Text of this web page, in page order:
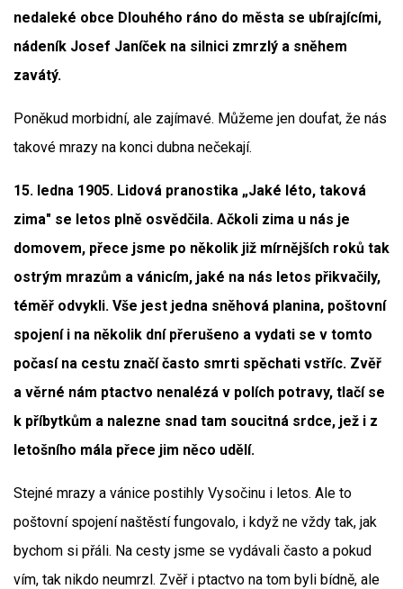
nedaleké obce Dlouhého ráno do města se ubírajícími,
nádeník Josef Janíček na silnici zmrzlý a sněhem
zavátý.
Poněkud morbidní, ale zajímavé. Můžeme jen doufat, že nás
takové mrazy na konci dubna nečekají.
15. ledna 1905. Lidová pranostika „Jaké léto, taková
zima" se letos plně osvědčila. Ačkoli zima u nás je
domovem, přece jsme po několik již mírnějších roků tak
ostrým mrazům a vánicím, jaké na nás letos přikvačily,
téměř odvykli. Vše jest jedna sněhová planina, poštovní
spojení i na několik dní přerušeno a vydati se v tomto
počasí na cestu značí často smrti spěchati vstříc. Zvěř
a věrné nám ptactvo nenalézá v polích potravy, tlačí se
k příbytkům a nalezne snad tam soucitná srdce, jež i z
letošního mála přece jim něco udělí.
Stejné mrazy a vánice postihly Vysočinu i letos. Ale to
poštovní spojení naštěstí fungovalo, i když ne vždy tak, jak
bychom si přáli. Na cesty jsme se vydávali často a pokud
vím, tak nikdo neumrzl. Zvěř i ptactvo na tom byli bídně, ale